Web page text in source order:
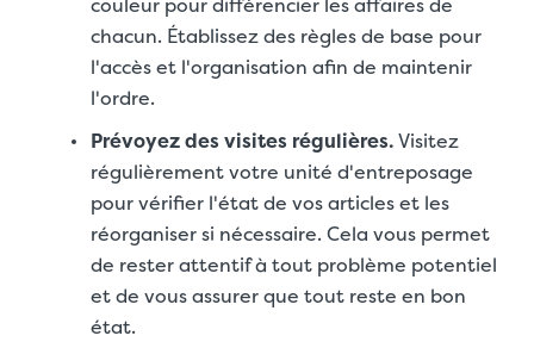
chacun. Établissez des règles de base pour
l'accès et l'organisation afin de maintenir
l'ordre.
Prévoyez des visites régulières.Visitez
régulièrement votre unité d'entreposage
pour vérifier l'état de vos articles et les
réorganiser si nécessaire. Cela vous permet
de rester attentif à tout problème potentiel
et de vous assurer que tout reste en bon
état.